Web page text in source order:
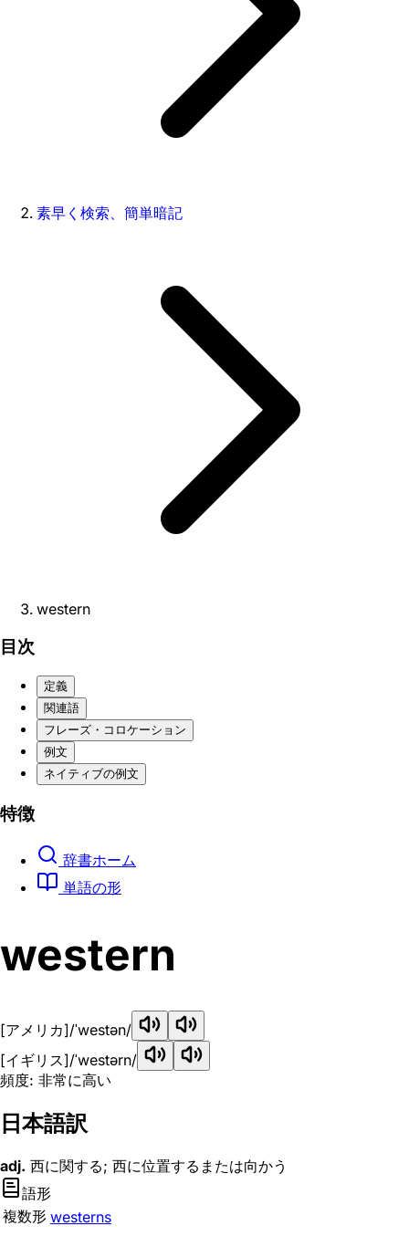
素早く検索、簡単暗記
western
目次
定義
関連語
フレーズ・コロケーション
例文
ネイティブの例文
特徴
辞書ホーム
単語の形
western
[アメリカ]/ˈwestən/
[イギリス]/ˈwestərn/
頻度: 非常に高い
日本語訳
adj. 西に関する; 西に位置するまたは向かう
語形
複数形 westerns